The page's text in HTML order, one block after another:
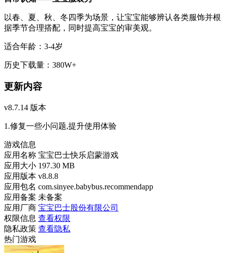
以春、夏、秋、冬四季为场景，让宝宝能够辨认各类服饰并根
据季节合理搭配，同时提高宝宝的审美观。
适合年龄：3-4岁
历史下载量：380W+
更新内容
v8.7.14 版本
1.修复一些小问题,提升使用体验
游戏信息
应用名称 宝宝巴士快乐启蒙游戏
应用大小 197.30 MB
应用版本 v8.8.8
应用包名 com.sinyee.babybus.recommendapp
应用备案 未备案
应用厂商 宝宝巴士股份有限公司
权限信息 查看权限
隐私政策 查看隐私
热门游戏